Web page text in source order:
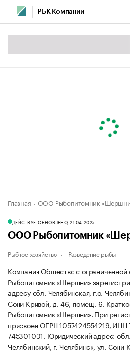
РБК Компании
Главная ООО Рыбопитомник
ДЕЙСТВУЕТОБНОВЛЕНО, 21.04.2025
ООО Рыбопитомник
Рыбное хозяйство Разведение рыбы
Компания Общество с ограниченной
Рыбопитомник «Шершни»
адресу обл. Челябинская, г.о.
Сони Кривой, д. 46, помещ. 6.
Рыбопитомник «Шершни». При
присвоен ОГРН 1057424554219,
745301001. Юридический адрес:
Челябинский, г. Челябинск, ул.